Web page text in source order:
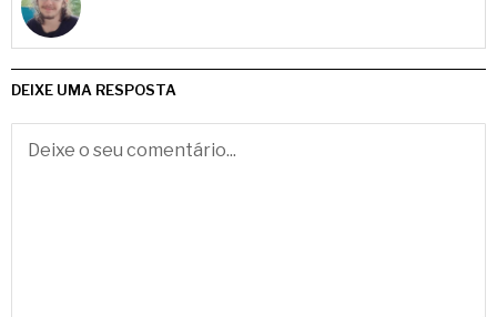
DEIXE UMA RESPOSTA